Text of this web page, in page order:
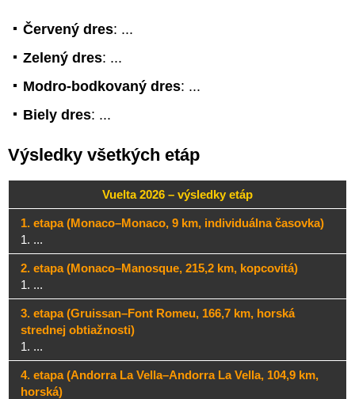
Červený dres: ...
Zelený dres: ...
Modro-bodkovaný dres: ...
Biely dres: ...
Výsledky všetkých etáp
Vuelta 2026 – výsledky etáp
1. etapa (Monaco–Monaco, 9 km, individuálna časovka)
1. ...
2. etapa (Monaco–Manosque, 215,2 km, kopcovitá)
1. ...
3. etapa (Gruissan–Font Romeu, 166,7 km, horská
strednej obtiažnosti)
1. ...
4. etapa (Andorra La Vella–Andorra La Vella, 104,9 km,
horská)